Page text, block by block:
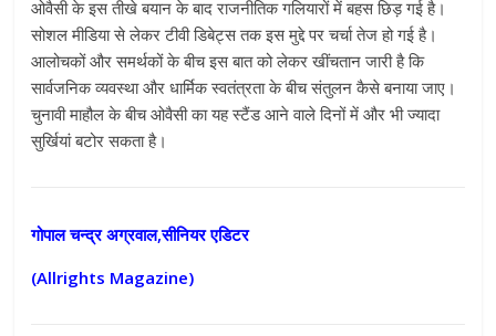
ओवैसी के इस तीखे बयान के बाद राजनीतिक गलियारों में बहस छिड़ गई है।
सोशल मीडिया से लेकर टीवी डिबेट्स तक इस मुद्दे पर चर्चा तेज हो गई है।
आलोचकों और समर्थकों के बीच इस बात को लेकर खींचतान जारी है कि
सार्वजनिक व्यवस्था और धार्मिक स्वतंत्रता के बीच संतुलन कैसे बनाया जाए।
चुनावी माहौल के बीच ओवैसी का यह स्टैंड आने वाले दिनों में और भी ज्यादा
सुर्खियां बटोर सकता है।
गोपाल चन्द्र अग्रवाल,सीनियर एडिटर
(Allrights Magazine)